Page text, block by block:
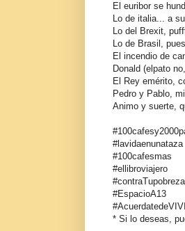
El euribor se
Lo de italia... a
Lo del Brexit,
Lo de Brasil,
El incendio de
Donald (elpato
El Rey emérito,
Pedro y Pablo,
Animo y suerte,
#lavidaenunataza
#100cafesmas
#ellibroviajero
#contraTupobreza
#EspacioA13
* Si lo deseas,